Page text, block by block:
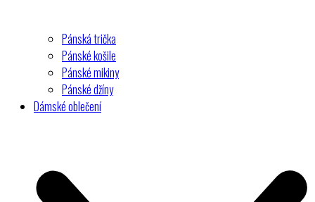
Pánská trička
Pánské košile
Pánské mikiny
Pánské džíny
Dámské oblečení